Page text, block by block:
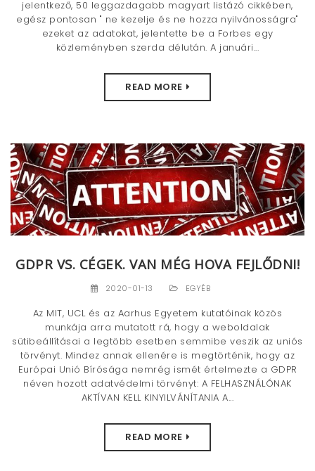
jelentkező, 50 leggazdagabb magyart listázó cikkében,
egész pontosan " ne kezelje és ne hozza nyilvánosságra"
ezeket az adatokat, jelentette be a Forbes egy
közleményben szerda délután. A januári...
READ MORE
GDPR VS. CÉGEK. VAN MÉG HOVA FEJLŐDNI!
2020-01-13 EGYÉB
Az MIT, UCL és az Aarhus Egyetem kutatóinak közös
munkája arra mutatott rá, hogy a weboldalak
sütibeállításai a legtöbb esetben semmibe veszik az uniós
törvényt. Mindez annak ellenére is megtörténik, hogy az
Európai Unió Bírósága nemrég ismét értelmezte a GDPR
néven hozott adatvédelmi törvényt: A FELHASZNÁLÓNAK
AKTÍVAN KELL KINYILVÁNÍTANIA A...
READ MORE